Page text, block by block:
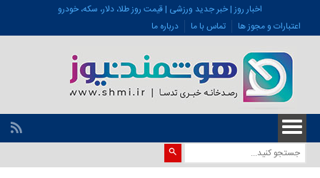
اخبار روز | خبر جدید ورزشی | قیمت روز طلا، دلار، سکه، خودرو
اعتبارات و مجوز ها
تماس با ما درباره ما